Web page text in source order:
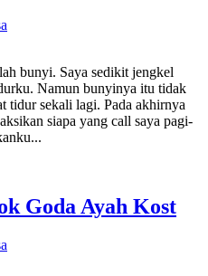
bunyi. Saya sedikit jengkel
Namun bunyinya itu tidak
tidur sekali lagi. Pada akhirnya
siapa yang call saya pagi-
Goda Ayah Kost